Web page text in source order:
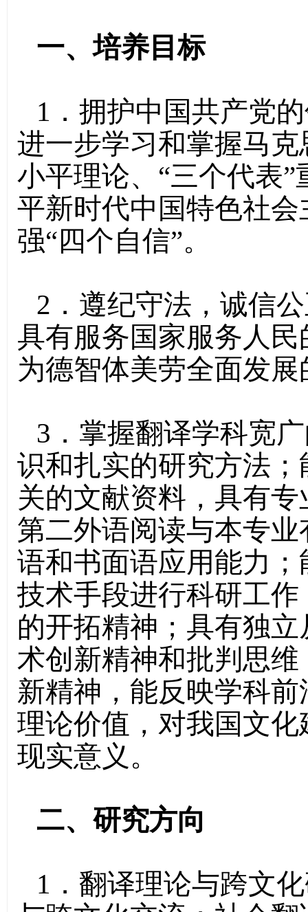
一、培养目标
1．拥护中国共产党
进一步学习和掌握马
小平理论、“三个代表
平新时代中国特色社
强“四个自信”。
2．遵纪守法，诚信
具有服务国家服务人
为德智体美劳全面发
3．掌握翻译学科宽
识和扎实的研究方法
关的文献资料，具有
第二外语阅读与本专
语和书面语应用能力
技术手段进行科研工
的开拓精神；具有独
术创新精神和批判思
新精神，能反映学科
理论价值，对我国文
现实意义。
二、研究方向
1．翻译理论与跨文